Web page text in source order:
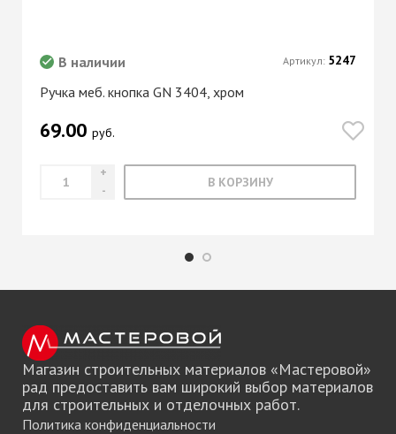
Ручка меб. кнопка GN 3404, хром
В наличии
69.00 руб.
В КОРЗИНУ
Артикул: 5247
Магазин строительных материалов «Мастеровой»
рад предоставить вам широкий выбор материалов
для строительных и отделочных работ.
Политика конфиденциальности